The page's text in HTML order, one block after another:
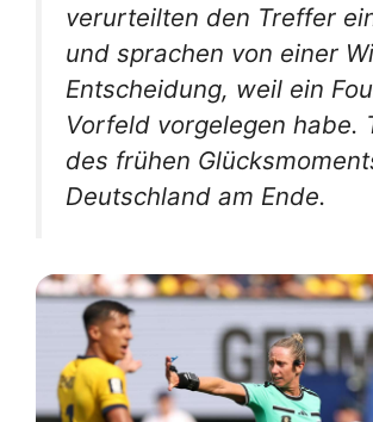
verurteilten den Treffer
und sprachen von einer
Entscheidung, weil ein
Vorfeld vorgelegen habe.
des frühen
Deutschland am Ende.